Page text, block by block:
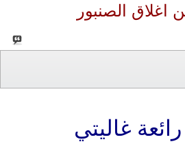
اغلاق الصنبور
غاليتي